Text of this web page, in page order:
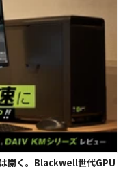
開く。Blackwell世代GPU